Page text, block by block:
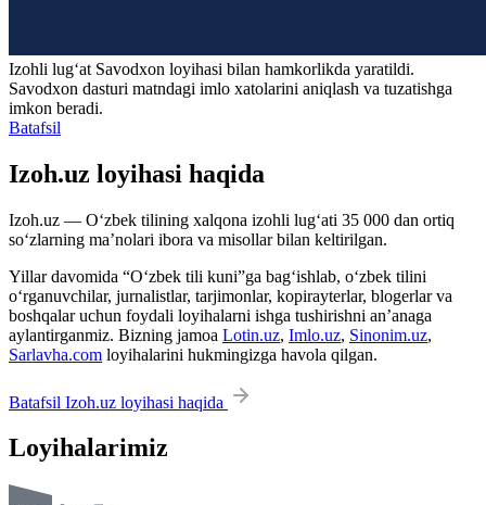
Izohli lugʻat Savodxon loyihasi bilan hamkorlikda yaratildi.
Savodxon dasturi matndagi imlo xatolarini aniqlash va tuzatishga
imkon beradi.
Batafsil
Izoh.uz loyihasi haqida
Izoh.uz — O‘zbek tilining xalqona izohli lug‘ati 35 000 dan ortiq
so‘zlarning ma’nolari ibora va misollar bilan keltirilgan.
Yillar davomida “O‘zbek tili kuni”ga bag‘ishlab, o‘zbek tilini
o‘rganuvchilar, jurnalistlar, tarjimonlar, kopirayterlar, blogerlar va
boshqalar uchun foydali loyihalarni ishga tushirishni an’anaga
aylantirganmiz. Bizning jamoa Lotin.uz, Imlo.uz, Sinonim.uz,
Sarlavha.com loyihalarini hukmingizga havola qilgan.
Batafsil Izoh.uz loyihasi haqida
Loyihalarimiz